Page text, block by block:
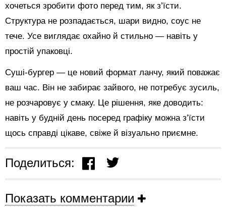
хочеться зробити фото перед тим, як з’їсти.
Структура не розпадається, шари видно, соус не
тече. Усе виглядає охайно й стильно — навіть у
простій упаковці.
Суші-бургер — це новий формат ланчу, який поважає
ваш час. Він не забирає зайвого, не потребує зусиль,
не розчаровує у смаку. Це рішення, яке доводить:
навіть у будній день посеред графіку можна з’їсти
щось справді цікаве, свіже й візуально приємне.
Поделиться:
Показать комментарии